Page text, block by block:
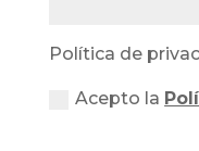
Política de
Acepto la